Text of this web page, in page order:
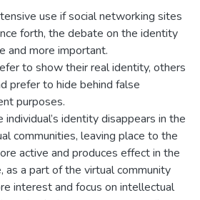
use if social networking sites
forth, the debate on the identity
and more important.
to show their real identity, others
prefer to hide behind false
purposes.
identity disappears in the
communities, leaving place to the
active and produces effect in the
as a part of the virtual community
interest and focus on intellectual